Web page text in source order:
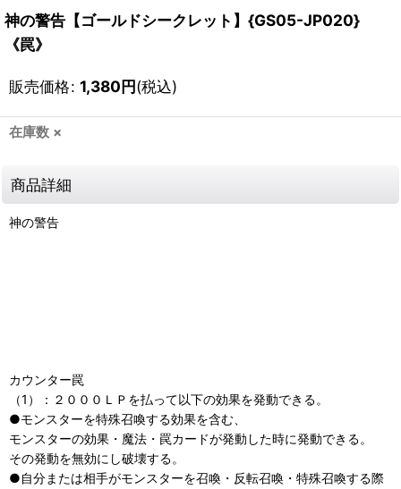
神の警告【ゴールドシークレット】{GS05-JP020}
《罠》
販売価格: 1,380円(税込)
在庫数 ×
商品詳細
神の警告
カウンター罠
（1）：２０００ＬＰを払って以下の効果を発動できる。
●モンスターを特殊召喚する効果を含む、
モンスターの効果・魔法・罠カードが発動した時に発動できる。
その発動を無効にし破壊する。
●自分または相手がモンスターを召喚・反転召喚・特殊召喚する際